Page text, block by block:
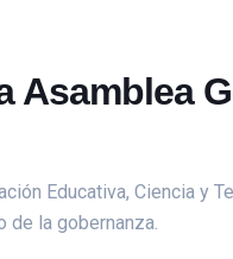
Asamblea
Educativa, Ciencia y
la gobernanza.